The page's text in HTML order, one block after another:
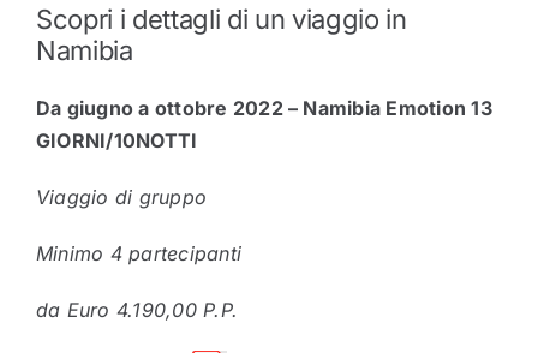
Scopri i dettagli di un viaggio in
Namibia
Da giugno a ottobre 2022 – Namibia Emotion 13
GIORNI/10NOTTI
Viaggio di gruppo
Minimo 4 partecipanti
da Euro 4.190,00 P.P.